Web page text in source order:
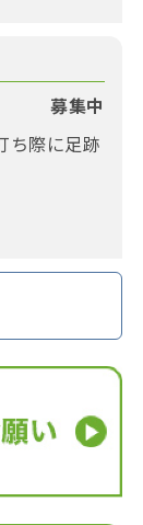
募集中
ち際に足跡